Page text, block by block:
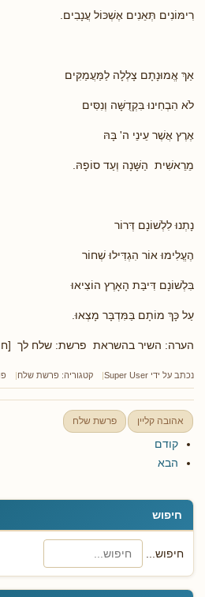
חיפוש
חיפוש...
רִימּוֹנִים תְּאֵנִים אֶשְׁכּוֹל עֲנָבִים.
אַךְ אֱמוּנָתָם צָלְלָה לַמַּעֲמַקִּים
לֹא הִבְחִינוּ בִּקְדֻשָּׁה וְנִסִּים
אֶרֶץ אֲשֶׁר עֵינֵי ה' בָּהּ
מֵרֵאשִׁית הַשָּׁנָה וְעַד סוֹפָהּ.
נָתְנוּ לִלְשׁוֹנָם דְּרוֹר
הֶעֱלִימוּ אוֹר הִגְדִּילוּ שְׁחוֹר
בִּלְשׁוֹנָם דִּיבַּת הָאָרֶץ הוֹצִיאוּ
עַל כָּךְ מוֹתָם בַּמִּדְבָּר מָצְאוּ.
הערה: השיר בהשראת פרשת: שלח לך
נכתב על ידי Super User קטגוריה: פרשת שלח
אהובה קליין פרשת שלח
קודם
הבא